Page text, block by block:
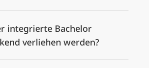
integrierte Bachelor
verliehen werden?